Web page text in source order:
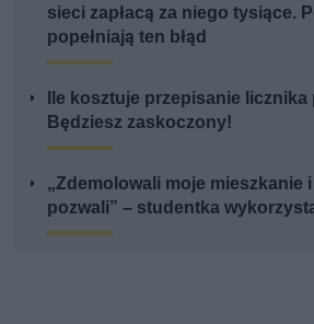
sieci zapłacą za niego tysiące.
popełniają ten błąd
Ile kosztuje przepisanie licznika
Będziesz zaskoczony!
„Zdemolowali moje mieszkanie
pozwali” – studentka